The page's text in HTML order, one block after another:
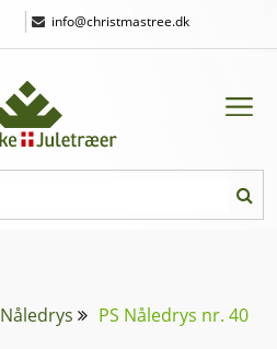
| info@christmastree.dk
Nåledrys PS Nåledrys nr. 40